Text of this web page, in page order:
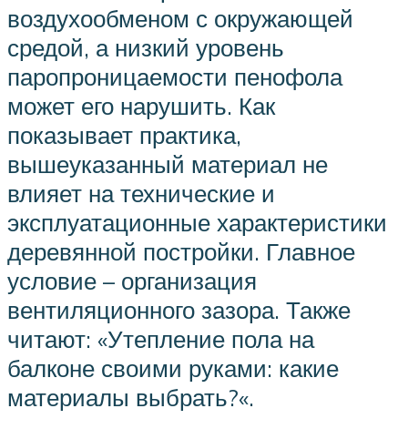
воздухообменом с окружающей
средой, а низкий уровень
паропроницаемости пенофола
может его нарушить. Как
показывает практика,
вышеуказанный материал не
влияет на технические и
эксплуатационные характеристики
деревянной постройки. Главное
условие – организация
вентиляционного зазора. Также
читают: «Утепление пола на
балконе своими руками: какие
материалы выбрать?«.